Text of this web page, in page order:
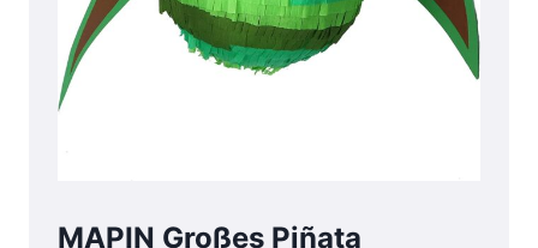
MAPIN Großes Piñata